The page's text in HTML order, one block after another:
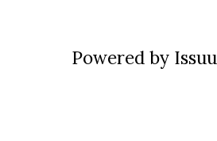
Powered by Issuu